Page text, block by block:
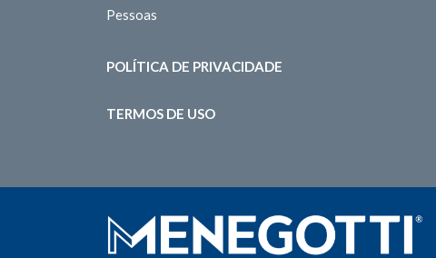
Pessoas
POLÍTICA DE PRIVACIDADE
TERMOS DE USO